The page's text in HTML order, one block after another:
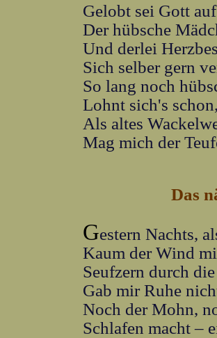
Gelobt sei Gott
Der hübsche
Und derlei
Sich selber gern
So lang noch
Lohnt sich's
Als altes
Mag mich der
Das
Gestern Nachts,
Kaum der Wind
Seufzern durch
Gab mir Ruhe
Noch der Mohn,
Schlafen macht –